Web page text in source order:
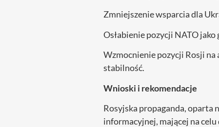
Zmniejszenie wsparcia dla
Osłabienie pozycji NATO
Wzmocnienie pozycji Rosji
stabilność.
Wnioski i rekomendacje
Rosyjska propaganda, oparta
informacyjnej, mającej na